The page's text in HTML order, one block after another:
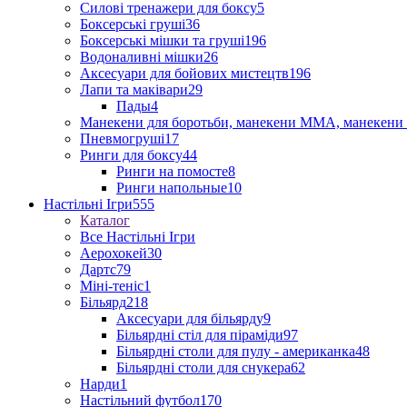
Силові тренажери для боксу5
Боксерські груші36
Боксерські мішки та груші196
Водоналивні мішки26
Аксесуари для бойових мистецтв196
Лапи та маківари29
Пады4
Манекени для боротьби, манекени ММА, манекени
Пневмогруші17
Ринги для боксу44
Ринги на помосте8
Ринги напольные10
Настільні Ігри555
Каталог
Все Настільні Ігри
Аерохокей30
Дартс79
Міні-теніс1
Більярд218
Аксесуари для більярду9
Більярдні стіл для піраміди97
Більярдні столи для пулу - американка48
Більярдні столи для снукера62
Нарди1
Настільний футбол170